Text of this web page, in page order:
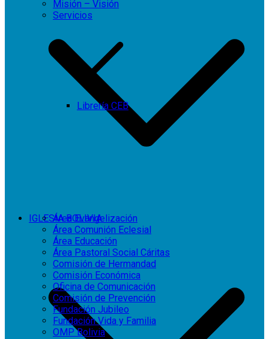
Misión – Visión
Servicios
Librería CEB
Área Evangelización
Área Comunión Eclesial
Área Educación
Área Pastoral Social Cáritas
Comisión de Hermandad
Comisión Económica
Oficina de Comunicación
Comisión de Prevención
Fundación Jubileo
Fundación Vida y Familia
OMP Bolivia
IGLESIA BOLIVIA